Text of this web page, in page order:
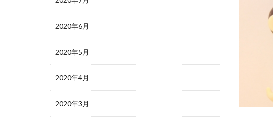
2020年6月
2020年5月
2020年4月
2020年3月